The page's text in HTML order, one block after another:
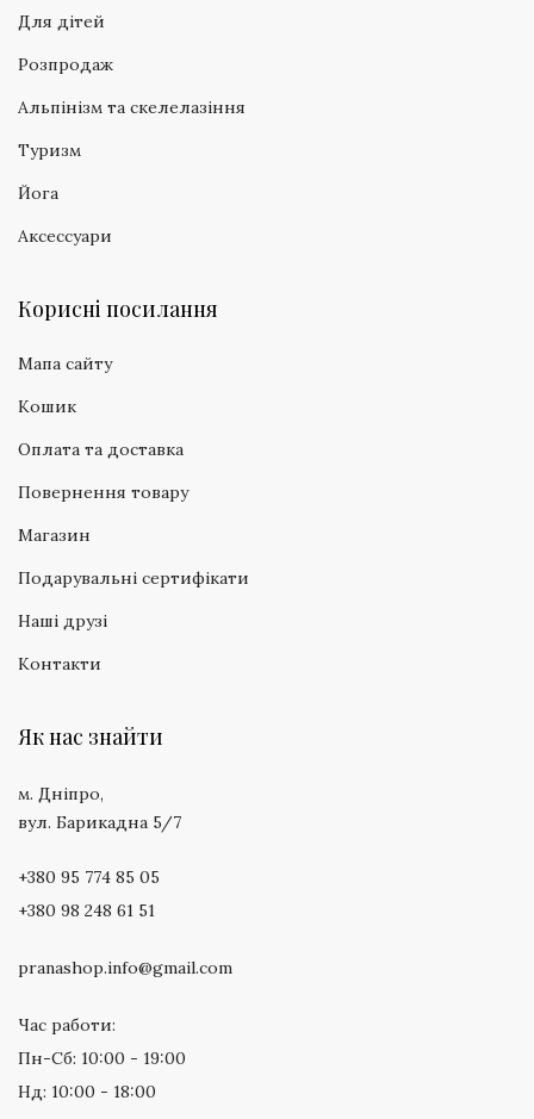
Для дітей
Розпродаж
Альпінізм та скелелазіння
Туризм
Йога
Аксессуари
Корисні посилання
Мапа сайту
Кошик
Оплата та доставка
Повернення товару
Магазин
Подарувальні сертифікати
Наші друзі
Контакти
Як нас знайти
м. Дніпро,
вул. Барикадна 5/7
+380 95 774 85 05
+380 98 248 61 51
pranashop.info@gmail.com
Час работи:
Пн-Сб: 10:00 - 19:00
Нд: 10:00 - 18:00